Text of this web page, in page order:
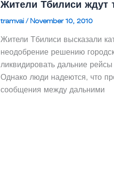
Жители Тбилиси ждут
tramvai / November 10, 2010
Жители Тбилиси высказали
неодобрение решению
ликвидировать дальние рейсы
Однако люди надеются, что
сообщения между дальними